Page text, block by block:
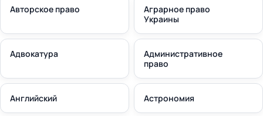
Авторское право
Аграрное право
Украины
Адвокатура
Административное
право
Английский Астрономия